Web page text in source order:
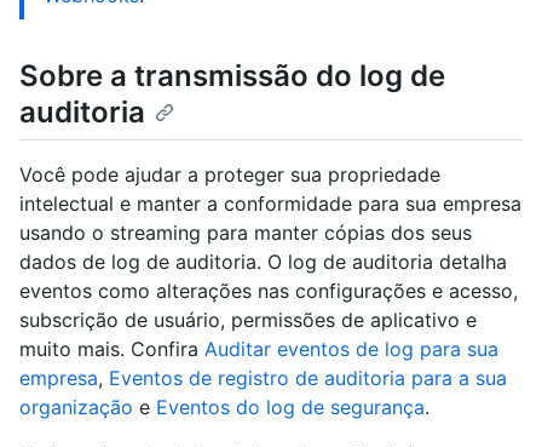
Sobre a transmissão do log de
auditoria
Você pode ajudar a proteger sua propriedade
intelectual e manter a conformidade para sua empresa
usando o streaming para manter cópias dos seus
dados de log de auditoria. O log de auditoria detalha
eventos como alterações nas configurações e acesso,
subscrição de usuário, permissões de aplicativo e
muito mais. Confira Auditar eventos de log para sua
empresa, Eventos de registro de auditoria para a sua
organização e Eventos do log de segurança.